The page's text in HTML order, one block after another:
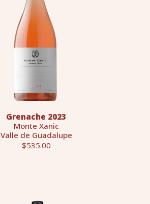
Grenache 2023
Monte Xanic
Valle de Guadalupe
$535.00